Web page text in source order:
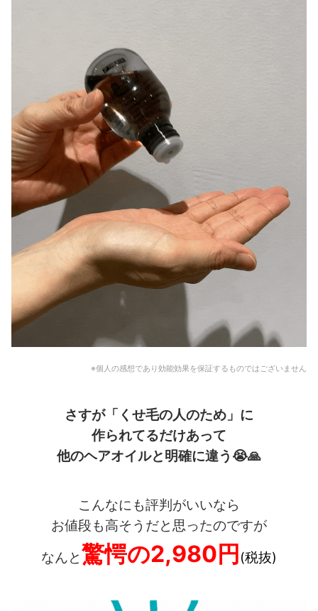
※個人の感想であり効能効果を保証するものではございません
さすが「くせ毛の人のため」に
作られてるだけあって
他のヘアオイルと明確に違う 😭🙏
こんなにも評判がいいなら
お値段も高そうだと思ったのですが
なんと驚愕の2,980円 (税抜)